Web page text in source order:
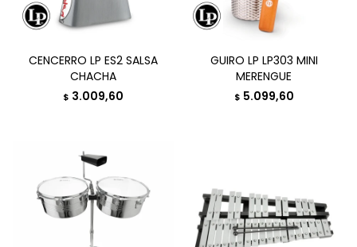
CENCERRO LP ES2 SALSA
CHACHA
$ 3.009,60
GUIRO LP LP303 MINI
MERENGUE
$ 5.099,60